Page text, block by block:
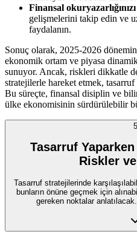
Finansal
gelişmelerini takip edin ve
faydalanın.
Sonuç olarak, 2025-2026
ekonomik ortam ve piyasa
sunuyor. Ancak, riskleri dikkatle
stratejilerle hareket etmek, tasarruf
Bu süreçte, finansal disiplin ve
ülke ekonomisinin sürdürülebilir
5
Tasarruf
Riskler
Tasarruf stratejilerinde
bunların önüne geçmek için
gereken noktalar